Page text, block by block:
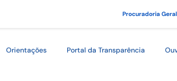
Procuradoria
Orientações Portal da Transparência